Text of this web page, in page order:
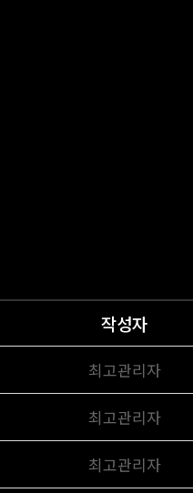
작성자
최고관리자
최고관리자
최고관리자